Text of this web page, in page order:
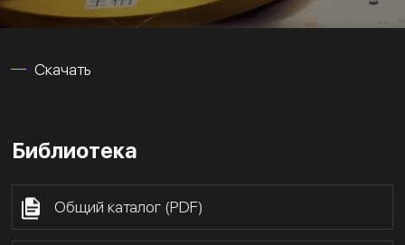
Скачать
Библиотека
Общий каталог (PDF)